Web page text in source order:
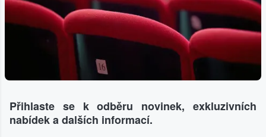
Přihlaste se k odběru novinek, exkluzivních
nabídek a dalších informací.